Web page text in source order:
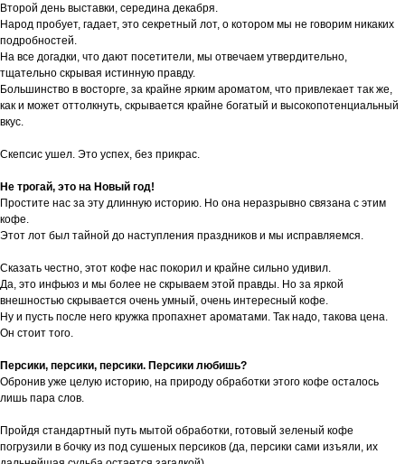
Второй день выставки, середина декабря.
Народ пробует, гадает, это секретный лот, о котором мы не говорим никаких
подробностей.
На все догадки, что дают посетители, мы отвечаем утвердительно,
тщательно скрывая истинную правду.
Большинство в восторге, за крайне ярким ароматом, что привлекает так же,
как и может оттолкнуть, скрывается крайне богатый и высокопотенциальный
вкус.
Скепсис ушел. Это успех, без прикрас.
Не трогай, это на Новый год!
Простите нас за эту длинную историю. Но она неразрывно связана с этим
кофе.
Этот лот был тайной до наступления праздников и мы исправляемся.
Сказать честно, этот кофе нас покорил и крайне сильно удивил.
Да, это инфьюз и мы более не скрываем этой правды. Но за яркой
внешностью скрывается очень умный, очень интересный кофе.
Ну и пусть после него кружка пропахнет ароматами. Так надо, такова цена.
Он стоит того.
Персики, персики, персики. Персики любишь?
Обронив уже целую историю, на природу обработки этого кофе осталось
лишь пара слов.
Пройдя стандартный путь мытой обработки, готовый зеленый кофе
погрузили в бочку из под сушеных персиков (да, персики сами изъяли, их